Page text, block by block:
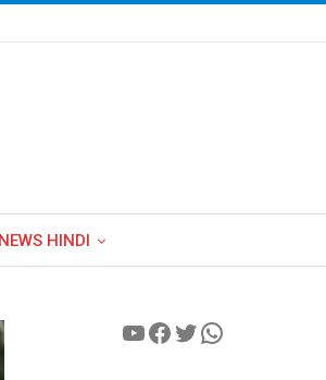
HINDI
YouTube
Facebook
Twitter
WhatsApp